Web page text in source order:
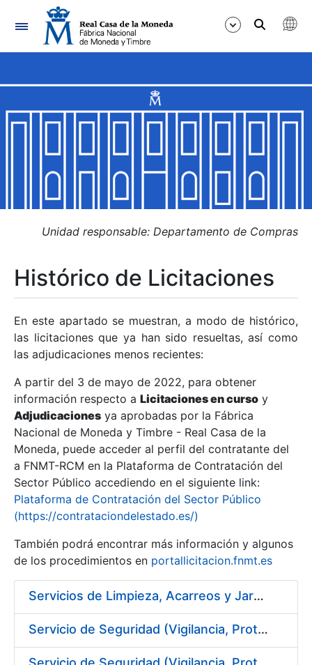
Navegación
Mostrar/Ocultar
Mostrar/Ocultar
Mostrar/Ocultar
Mostrar/Ocultar
Mostrar/Ocultar
Mostrar/Ocultar
Unidad responsable: Departamento de Compras
Histórico de Licitaciones
En este apartado se muestran, a modo de histórico,
las licitaciones que ya han sido resueltas, así como
las adjudicaciones menos recientes:
A partir del 3 de mayo de 2022, para obtener
información respecto a Licitaciones en curso y
Adjudicaciones ya aprobadas por la Fábrica
Nacional de Moneda y Timbre - Real Casa de la
Moneda, puede acceder al perfil del contratante del
a FNMT-RCM en la Plataforma de Contratación del
Sector Público accediendo en el siguiente link:
Plataforma de Contratación del Sector Público
(https://contrataciondelestado.es/)
También podrá encontrar más información y algunos
de los procedimientos en portallicitacion.fnmt.es
Servicios de Limpieza, Acarreos y Jardinería para la Fábrica Nacional de Moneda y Timbre – Real Casa de Moneda
Servicio de Seguridad (Vigilancia, Protección y Control) en los Centros de la FNMT-RCM en Madrid